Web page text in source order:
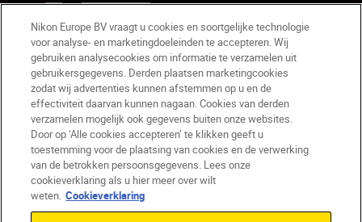
NL Nikon Sites
Contact opnemen
Privacyverklaring
Gebruiksvoorwaarden
Nikon Store - Algemene voorwaarden
Cookieverklaring
Toegankelijkheid
Cookie-instellingen
© 2026 Nikon
Nikon Europe BV vraagt u cookies en soortgelijke technologie
voor analyse- en marketingdoeleinden te accepteren. Wij
gebruiken analysecookies om informatie te verzamelen uit
gebruikersgegevens. Derden plaatsen marketingcookies
zodat wij advertenties kunnen afstemmen op u en de
effectiviteit daarvan kunnen nagaan. Cookies van derden
verzamelen mogelijk ook gegevens buiten onze websites.
Door op ‘Alle cookies accepteren’ te klikken geeft u
toestemming voor de plaatsing van cookies en de verwerking
van de betrokken persoonsgegevens. Lees onze
cookieverklaring als u hier meer over wilt
weten. Cookieverklaring